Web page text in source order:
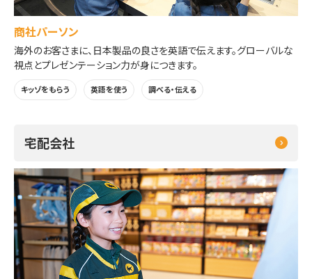
商社パーソン
海外のお客さまに、日本製品の良さを英語で伝えます。グローバルな
視点とプレゼンテーション力が身につきます。
キッゾをもらう 英語を使う 調べる・伝える
宅配会社